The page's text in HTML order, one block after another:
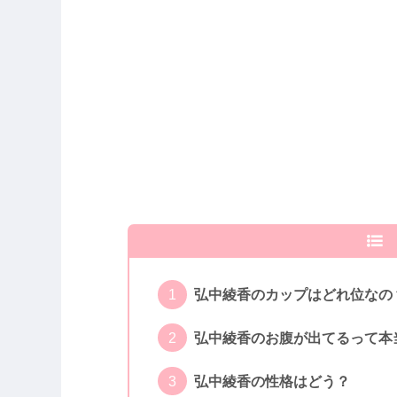
弘中綾香のカップはどれ位なの
弘中綾香のお腹が出てるって本
弘中綾香の性格はどう？